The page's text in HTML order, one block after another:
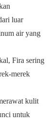
luar
air yang
Fira sering
merek
kulit
untuk